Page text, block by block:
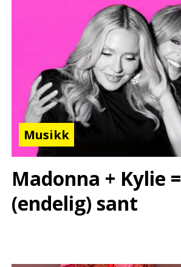
Musikk
Madonna + Kylie =
(endelig) sant